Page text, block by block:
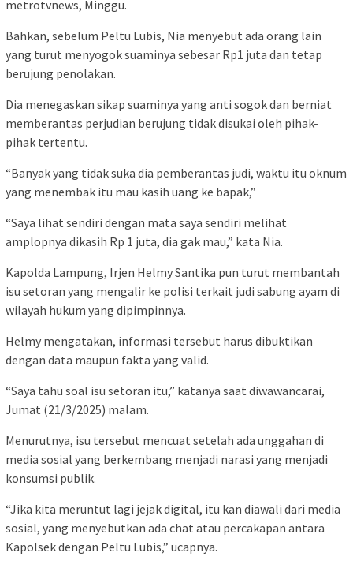
metrotvnews, Minggu.
Bahkan, sebelum Peltu Lubis, Nia menyebut ada orang lain
yang turut menyogok suaminya sebesar Rp1 juta dan tetap
berujung penolakan.
Dia menegaskan sikap suaminya yang anti sogok dan berniat
memberantas perjudian berujung tidak disukai oleh pihak-
pihak tertentu.
“Banyak yang tidak suka dia pemberantas judi, waktu itu oknum
yang menembak itu mau kasih uang ke bapak,”
“Saya lihat sendiri dengan mata saya sendiri melihat
amplopnya dikasih Rp 1 juta, dia gak mau,” kata Nia.
Kapolda Lampung, Irjen Helmy Santika pun turut membantah
isu setoran yang mengalir ke polisi terkait judi sabung ayam di
wilayah hukum yang dipimpinnya.
Helmy mengatakan, informasi tersebut harus dibuktikan
dengan data maupun fakta yang valid.
“Saya tahu soal isu setoran itu,” katanya saat diwawancarai,
Jumat (21/3/2025) malam.
Menurutnya, isu tersebut mencuat setelah ada unggahan di
media sosial yang berkembang menjadi narasi yang menjadi
konsumsi publik.
“Jika kita meruntut lagi jejak digital, itu kan diawali dari media
sosial, yang menyebutkan ada chat atau percakapan antara
Kapolsek dengan Peltu Lubis,” ucapnya.